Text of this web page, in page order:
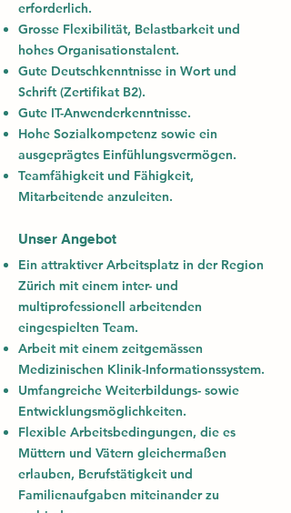
erforderlich.
Grosse Flexibilität, Belastbarkeit und
hohes Organisationstalent.
Gute Deutschkenntnisse in Wort und
Schrift (Zertifikat B2).
Gute IT-Anwenderkenntnisse.
Hohe Sozialkompetenz sowie ein
ausgeprägtes Einfühlungsvermögen.
Teamfähigkeit und Fähigkeit,
Mitarbeitende anzuleiten.
Unser Angebot
Ein attraktiver Arbeitsplatz in der Region
Zürich mit einem inter- und
multiprofessionell arbeitenden
eingespielten Team.
Arbeit mit einem zeitgemässen
Medizinischen Klinik-Informationssystem.
Umfangreiche Weiterbildungs- sowie
Entwicklungsmöglichkeiten.
Flexible Arbeitsbedingungen, die es
Müttern und Vätern gleichermaßen
erlauben, Berufstätigkeit und
Familienaufgaben miteinander zu